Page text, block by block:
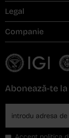
Legal
Companie
Abonează-te